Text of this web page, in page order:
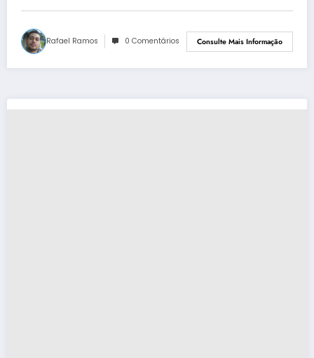
Rafael Ramos 0 Comentários Consulte Mais Informação